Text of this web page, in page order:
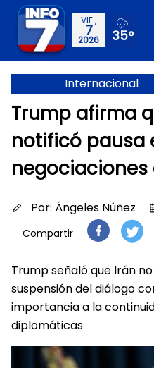
VIE.,
7
2026 35°
Internacional
Trump afirma
notificó pausa
negociaciones
Por: Ángeles Núñez
Compartir
Trump señaló que Irán
suspensión del diálogo
importancia a la
diplomáticas